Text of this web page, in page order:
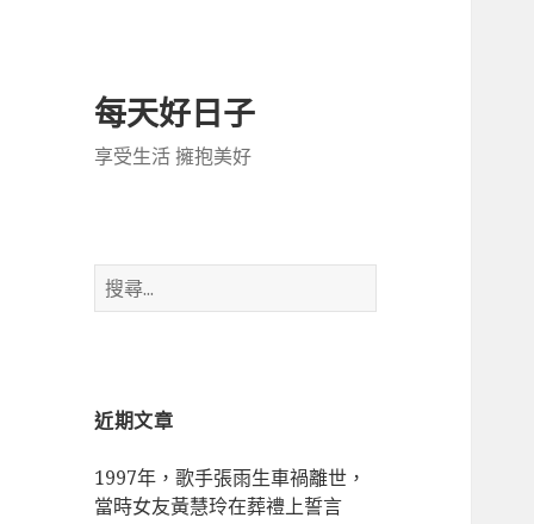
每天好日子
享受生活 擁抱美好
搜
尋
近期文章
1997年，歌手張雨生車禍離世，
當時女友黃慧玲在葬禮上誓言